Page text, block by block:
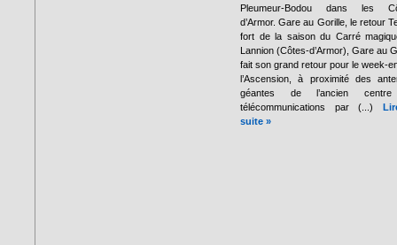
Pleumeur-Bodou dans les
d’Armor. Gare au Gorille, le retour
fort de la saison du Carré
Lannion (Côtes-d’Armor), Gare au
fait son grand retour pour le week-
l’Ascension, à proximité des
géantes de l’ancien
télécommunications par (...)
suite »